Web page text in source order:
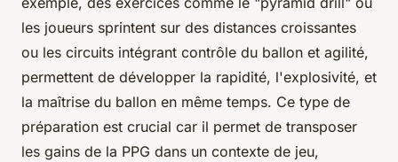
les joueurs sprintent sur des distances croissantes
ou les circuits intégrant contrôle du ballon et agilité,
permettent de développer la rapidité, l'explosivité, et
la maîtrise du ballon en même temps. Ce type de
préparation est crucial car il permet de transposer
les gains de la PPG dans un contexte de jeu,